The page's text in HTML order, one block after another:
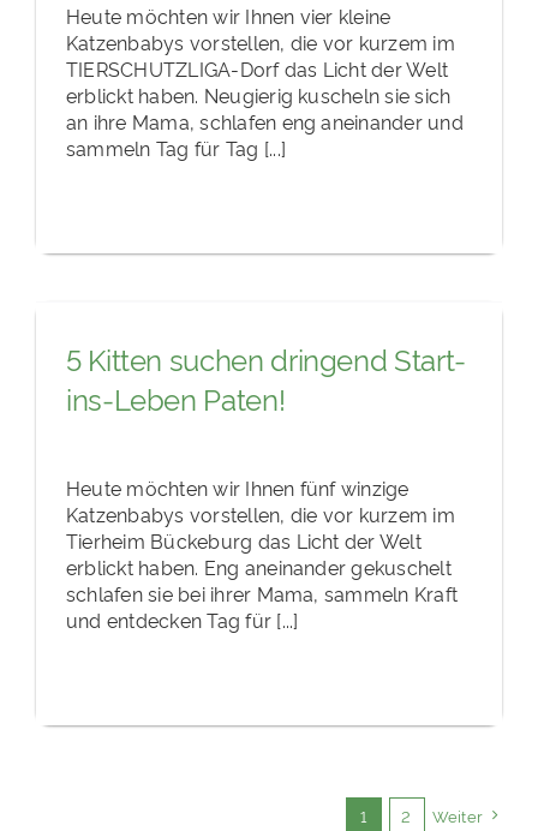
Heute möchten wir Ihnen vier kleine
Katzenbabys vorstellen, die vor kurzem im
TIERSCHUTZLIGA-Dorf das Licht der Welt
erblickt haben. Neugierig kuscheln sie sich
an ihre Mama, schlafen eng aneinander und
sammeln Tag für Tag [...]
5 Kitten suchen dringend Start-
ins-Leben Paten!
Heute möchten wir Ihnen fünf winzige
Katzenbabys vorstellen, die vor kurzem im
Tierheim Bückeburg das Licht der Welt
erblickt haben. Eng aneinander gekuschelt
schlafen sie bei ihrer Mama, sammeln Kraft
und entdecken Tag für [...]
1 2 Weiter